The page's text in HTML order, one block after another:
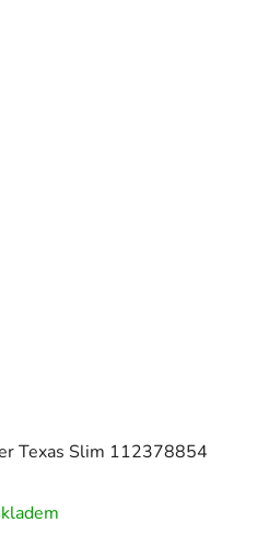
Texas Slim 112378854